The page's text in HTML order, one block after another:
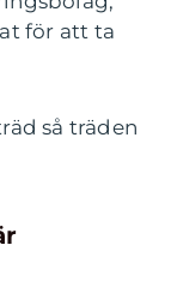
för att ta
så träden